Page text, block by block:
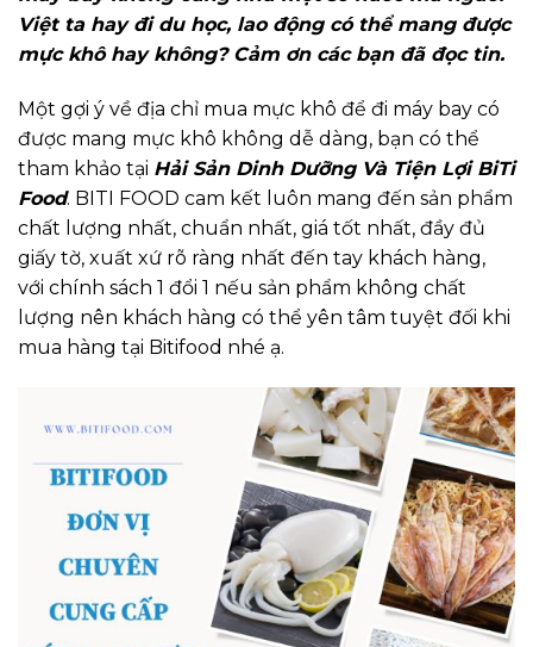
Việt ta hay đi du học, lao động có thể mang được
mực khô hay không? Cảm ơn các bạn đã đọc tin.
Một gợi ý về địa chỉ mua mực khô để đi máy bay có
được mang mực khô không dễ dàng, bạn có thể
tham khảo tại Hải Sản Dinh Dưỡng Và Tiện Lợi BiTi
Food. BITI FOOD cam kết luôn mang đến sản phẩm
chất lượng nhất, chuẩn nhất, giá tốt nhất, đầy đủ
giấy tờ, xuất xứ rõ ràng nhất đến tay khách hàng,
với chính sách 1 đổi 1 nếu sản phẩm không chất
lượng nên khách hàng có thể yên tâm tuyệt đối khi
mua hàng tại Bitifood nhé ạ.